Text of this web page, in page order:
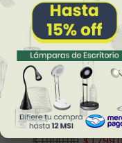
Abrir barra
Lámpara de
ZIBAL Negro
LPV-825-001